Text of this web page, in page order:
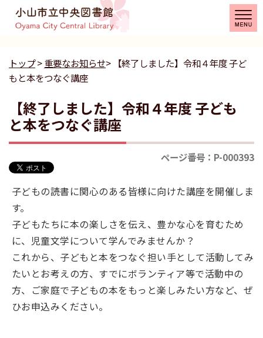
トップ>重要なお知らせ> 【終了しました】令和４年度 子ど
もと本をつなぐ講座
【終了しました】令和４年度 子ども
と本をつなぐ講座
ページ番号：P-000393
子どもの読書に関心のある皆様に向けた講座を開催しま
す。
子どもたちに本の楽しさを伝え、豊かな心を育むため
に、児童文学について学んでみませんか？
これから、子どもと本をつなぐ担い手として活動してみ
たいとお考えの方、すでにボランティア等で活動中の
方、ご家庭で子どもの本をもっと楽しみたい方など、ぜ
ひお申込みください。